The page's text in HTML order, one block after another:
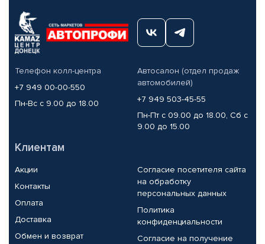
Телефон колл-центра
+7 949 00-00-550
Пн-Вс с 9.00 до 18.00
Автосалон (отдел продаж
автомобилей)
+7 949 503-45-55
Пн-Пт с 09.00 до 18.00, Сб с
9.00 до 15.00
Клиентам
Акции
Контакты
Оплата
Доставка
Обмен и возврат
Согласие посетителя сайта
на обработку
персональных данных
Политика
конфиденциальности
Согласие на получение